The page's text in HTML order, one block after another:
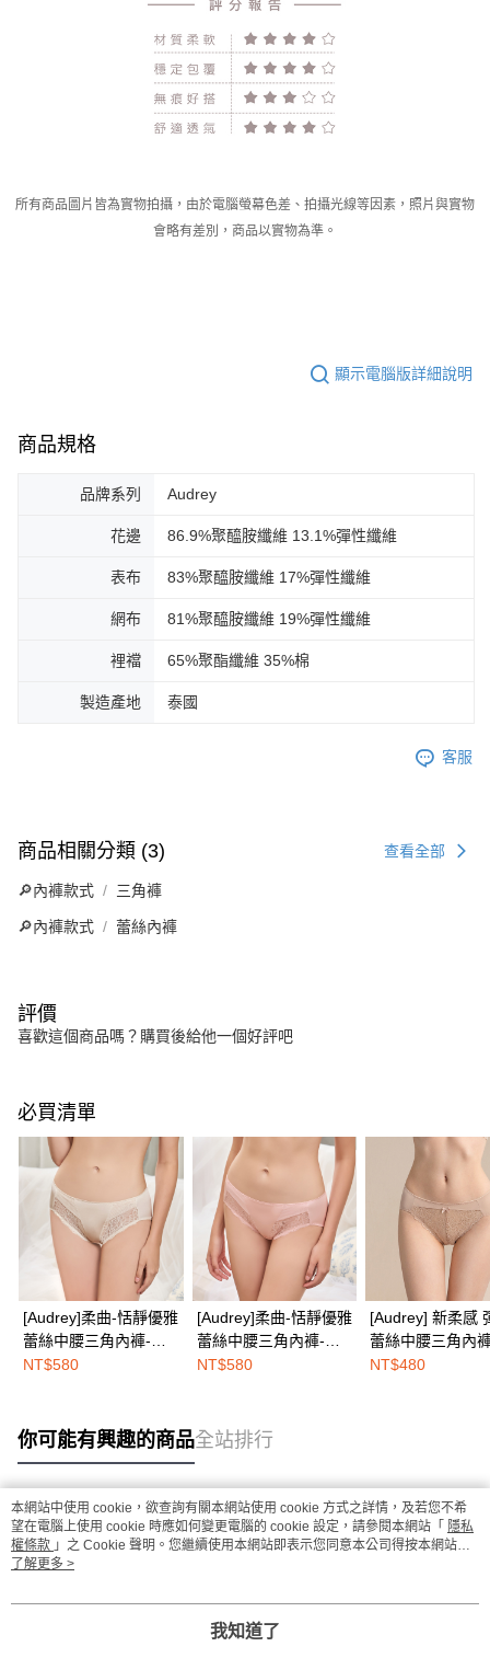
所有商品圖片皆為實物拍攝，由於電腦螢幕色差、拍攝光線等因素，照片與實物
會略有差別，商品以實物為準。
顯示電腦版詳細說明
商品規格
品牌系列 Audrey
花邊 86.9%聚醯胺纖維 13.1%彈性纖維
表布 83%聚醯胺纖維 17%彈性纖維
網布 81%聚醯胺纖維 19%彈性纖維
裡襠 65%聚酯纖維 35%棉
製造產地 泰國
客服
商品相關分類 (3) 查看全部
🔎內褲款式 三角褲
🔎內褲款式 蕾絲內褲
評價
喜歡這個商品嗎？購買後給他一個好評吧
必買清單
[Audrey]柔曲-恬靜優雅
蕾絲中腰三角內褲-甜
杏色
NT$580
[Audrey]柔曲-恬靜優雅
蕾絲中腰三角內褲-蜜
桃粉
NT$580
[Audrey] 新柔感
蕾絲中腰三角內
瑰奶茶
NT$480
你可能有興趣的商品全站排行
熱門標籤
本網站中使用 cookie，欲查詢有關本網站使用 cookie 方式之詳情，及若您不希
望在電腦上使用 cookie 時應如何變更電腦的 cookie 設定，請參閱本網站「 隱私
權條款 」之 Cookie 聲明。您繼續使用本網站即表示您同意本公司得按本網站使
用條款之 Cookie 聲明使用 cookie。
了解更多 >
我知道了